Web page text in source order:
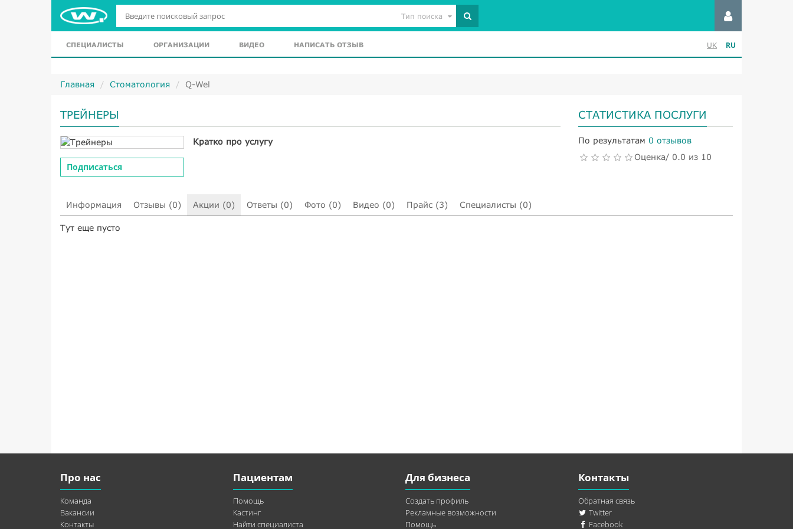
Тип поиска
СПЕЦИАЛИСТЫ ОРГАНИЗАЦИИ ВИДЕО НАПИСАТЬ ОТЗЫВ UK RU
Главная Стоматология Q-Wel
ТРЕЙНЕРЫ
Подписаться
Кратко про услугу
СТАТИСТИКА ПОСЛУГИ
По результатам 0 отзывов
Оценка/ 0.0 из 10
Информация Отзывы (0) Акции (0) Ответы (0) Фото (0) Видео (0) Прайс (3) Специалисты (0)
Тут еще пусто
Про нас
Команда
Вакансии
Контакты
Пациентам
Помощь
Кастинг
Найти специалиста
Для бизнеса
Создать профиль
Рекламные возможности
Помощь
Контакты
Обратная связь
Twitter
Facebook